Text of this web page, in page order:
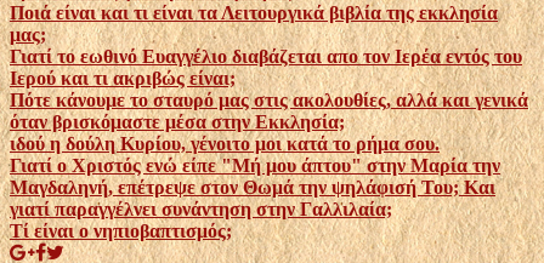
Ποιά είναι και τι είναι τα Λειτουργικά βιβλία της εκκλησία
μας;
Γιατί το εωθινό Ευαγγέλιο διαβάζεται απο τον Ιερέα εντός του
Ιερού και τι ακριβώς είναι;
Πότε κάνουμε το σταυρό μας στις ακολουθίες, αλλά και γενικά
όταν βρισκόμαστε μέσα στην Εκκλησία;
ιδού η δούλη Κυρίου, γένοιτο μοι κατά το ρήμα σου.
Γιατί ο Χριστός ενώ είπε "Μή μου άπτου" στην Μαρία την
Μαγδαληνή, επέτρεψε στον Θωμά την ψηλάφισή Του; Και
γιατί παραγγέλνει συνάντηση στην Γαλλιλαία;
Τί είναι ο νηπιοβαπτισμός;